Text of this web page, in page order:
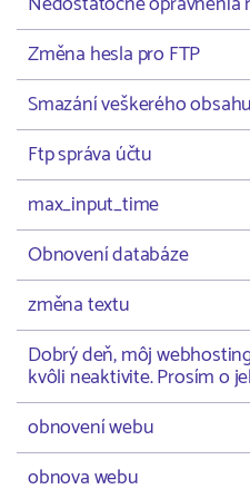
Změna hesla pro FTP
Smazání veškerého
Ftp správa účtu
max_input_time
Obnovení databáze
změna textu
Dobrý deň, môj
kvôli neaktivite. Prosím o
obnovení webu
obnova webu